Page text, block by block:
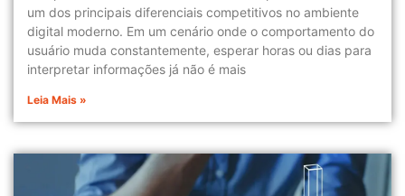
um dos principais diferenciais competitivos no ambiente
digital moderno. Em um cenário onde o comportamento do
usuário muda constantemente, esperar horas ou dias para
interpretar informações já não é mais
Leia Mais »